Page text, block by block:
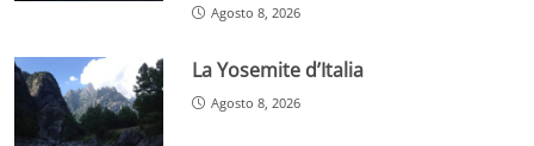
Agosto 8, 2026
La Yosemite d’Italia
Agosto 8, 2026